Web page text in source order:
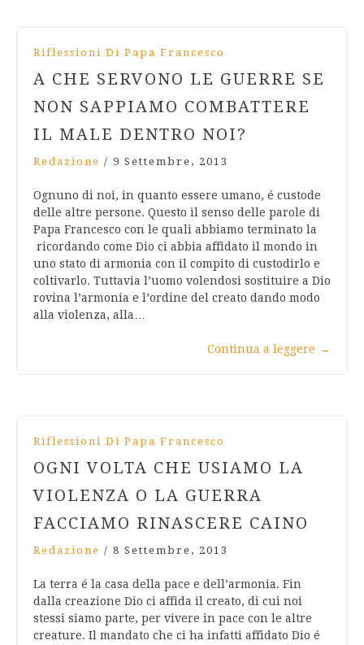
Riflessioni Di Papa Francesco
A CHE SERVONO LE GUERRE SE
NON SAPPIAMO COMBATTERE
IL MALE DENTRO NOI?
Redazione / 9 Settembre, 2013
Ognuno di noi, in quanto essere umano, é custode
delle altre persone. Questo il senso delle parole di
Papa Francesco con le quali abbiamo terminato la
ricordando come Dio ci abbia affidato il mondo in
uno stato di armonia con il compito di custodirlo e
coltivarlo. Tuttavia l’uomo volendosi sostituire a Dio
rovina l’armonia e l’ordine del creato dando modo
alla violenza, alla…
Continua a leggere →
Riflessioni Di Papa Francesco
OGNI VOLTA CHE USIAMO LA
VIOLENZA O LA GUERRA
FACCIAMO RINASCERE CAINO
Redazione / 8 Settembre, 2013
La terra é la casa della pace e dell’armonia. Fin
dalla creazione Dio ci affida il creato, di cui noi
stessi siamo parte, per vivere in pace con le altre
creature. Il mandato che ci ha infatti affidato Dio é